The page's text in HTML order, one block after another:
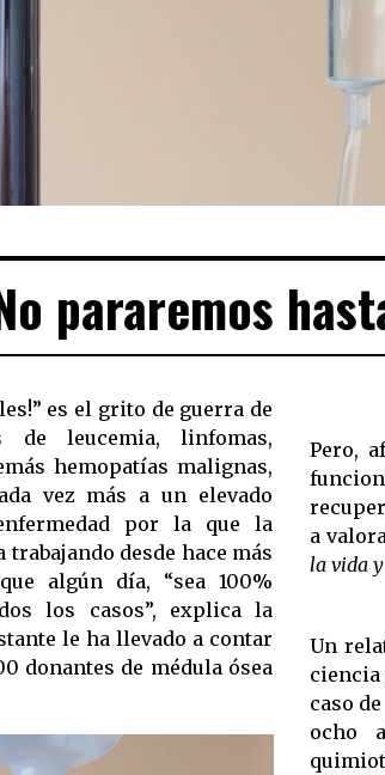
pararemos
es el grito de guerra de
de leucemia, linfomas,
hemopatías malignas,
vez más a un elevado
por la que la
desde hace más
algún día, “sea 100%
los casos”, explica la
le ha llevado a contar
donantes de médula ósea
Pero,
a
la vida y
Un
ciencia
caso de
ocho